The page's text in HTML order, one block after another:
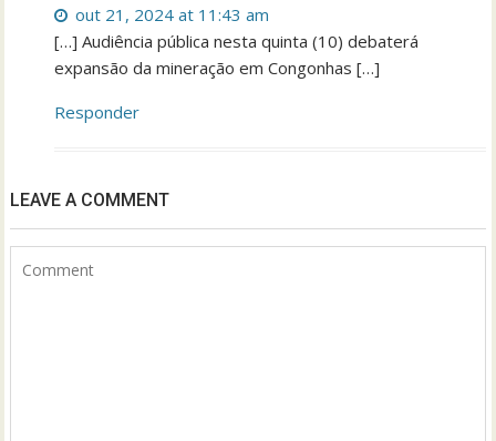
out 21, 2024 at 11:43 am
[…] Audiência pública nesta quinta (10) debaterá
expansão da mineração em Congonhas […]
Responder
LEAVE A COMMENT